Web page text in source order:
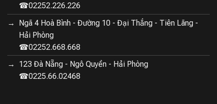
☎02252.226.226
Ngã 4 Hoà Bình - Đường 10 - Đại Thắng - Tiên Lãng -
Hải Phòng
☎02252.668.668
123 Đà Nẵng - Ngô Quyền - Hải Phòng
☎0225.66.02468